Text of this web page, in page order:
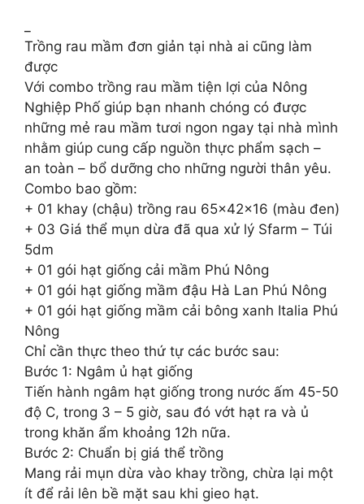
Trồng rau mầm đơn giản tại nhà ai cũng làm
được
Với combo trồng rau mầm tiện lợi của Nông
Nghiệp Phố giúp bạn nhanh chóng có được
những mẻ rau mầm tươi ngon ngay tại nhà mình
nhằm giúp cung cấp nguồn thực phẩm sạch –
an toàn – bổ dưỡng cho những người thân yêu.
Combo bao gồm:
+ 01 khay (chậu) trồng rau 65x42x16 (màu đen)
+ 03 Giá thể mụn dừa đã qua xử lý Sfarm – Túi
5dm
+ 01 gói hạt giống cải mầm Phú Nông
+ 01 gói hạt giống mầm đậu Hà Lan Phú Nông
+ 01 gói hạt giống mầm cải bông xanh Italia Phú
Nông
Chỉ cần thực theo thứ tự các bước sau:
Bước 1: Ngâm ủ hạt giống
Tiến hành ngâm hạt giống trong nước ấm 45-50
độ C, trong 3 – 5 giờ, sau đó vớt hạt ra và ủ
trong khăn ẩm khoảng 12h nữa.
Bước 2: Chuẩn bị giá thể trồng
Mang rải mụn dừa vào khay trồng, chừa lại một
ít để rải lên bề mặt sau khi gieo hạt.